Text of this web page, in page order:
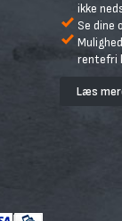
ikke
Se dine
rentefri
Læs